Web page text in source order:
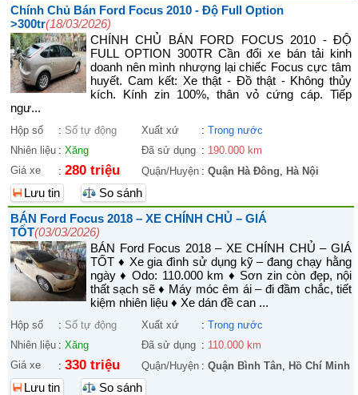
Chính Chủ Bán Ford Focus 2010 - Độ Full Option
>300tr(18/03/2026)
CHÍNH CHỦ BÁN FORD FOCUS 2010 - ĐỘ
FULL OPTION 300TR Cần đổi xe bán tải kinh
doanh nên mình nhượng lại chiếc Focus cực tâm
huyết. Cam kết: Xe thật - Đồ thật - Không thủy
kích. Kính zin 100%, thân vỏ cứng cáp. Tiếp
ngư...
Hộp số : Số tự động Xuất xứ : Trong nước
Nhiên liệu : Xăng Đã sử dụng : 190.000 km
Giá xe
: 280 triệu Quận/Huyện : Quận Hà Đông, Hà Nội
Lưu tin
So sánh
BÁN Ford Focus 2018 – XE CHÍNH CHỦ – GIÁ
TỐT(03/03/2026)
BÁN Ford Focus 2018 – XE CHÍNH CHỦ – GIÁ
TỐT ♦ Xe gia đình sử dụng kỹ – đang chạy hằng
ngày ♦ Odo: 110.000 km ♦ Sơn zin còn đẹp, nội
thất sạch sẽ ♦ Máy móc êm ái – đi đầm chắc, tiết
kiệm nhiên liệu ♦ Xe dán đề can ...
Hộp số : Số tự động Xuất xứ : Trong nước
Nhiên liệu : Xăng Đã sử dụng : 110.000 km
Giá xe
: 330 triệu Quận/Huyện : Quận Bình Tân, Hồ Chí Minh
Lưu tin
So sánh